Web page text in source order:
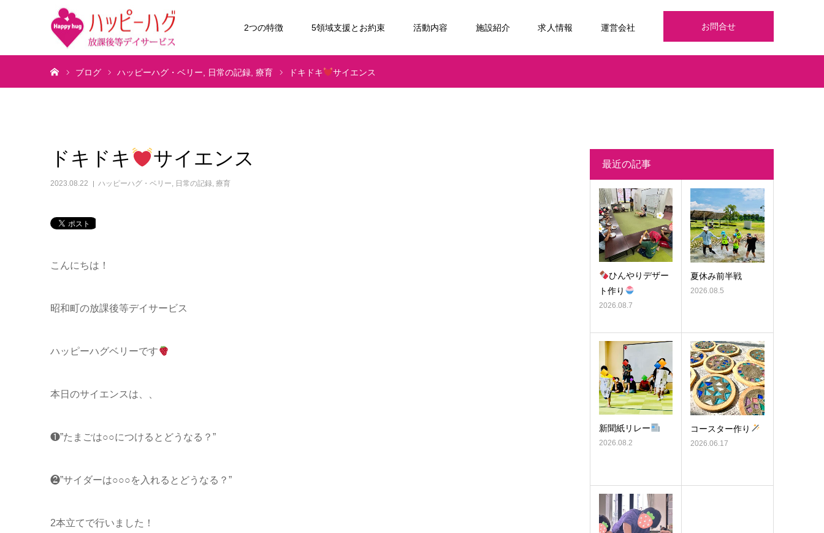
お問合せ
2つの特徴 5領域支援とお約束 活動内容 施設紹介 求人情報 運営会社
ブログ ハッピーハグ・ベリー 日常の記録 療育 ドキドキ サイエンス
ドキドキ サイエンス
2023.08.22 ハッピーハグ・ベリー, 日常の記録, 療育
こんにちは！
昭和町の放課後等デイサービス
ハッピーハグベリーです
本日のサイエンスは、、
❶”たまごは○○につけるとどうなる？”
❷”サイダーは○○○を入れるとどうなる？”
2本立てで行いました！
最近の記事
ひんやりデザー
ト作り
2026.08.7
夏休み前半戦
2026.08.5
新聞紙リレー
2026.08.2
コースター作り
2026.06.17